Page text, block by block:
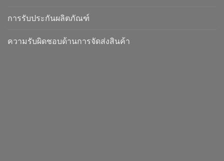
การรับประกันผลิตภัณฑ์
ความรับผิดชอบด้านการจัดส่งสินค้า